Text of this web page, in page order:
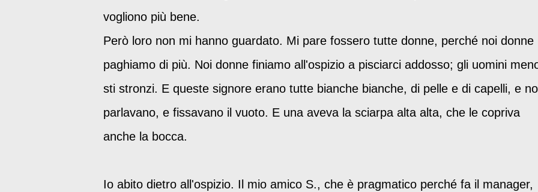
vogliono più bene.
Però loro non mi hanno guardato. Mi pare fossero tutte donne, perché noi donne
paghiamo di più. Noi donne finiamo all'ospizio a pisciarci addosso; gli uomini
sti stronzi. E queste signore erano tutte bianche bianche, di pelle e di capelli, e
parlavano, e fissavano il vuoto. E una aveva la sciarpa alta alta, che le copriva
anche la bocca.
Io abito dietro all'ospizio. Il mio amico S., che è pragmatico perché fa il manager,